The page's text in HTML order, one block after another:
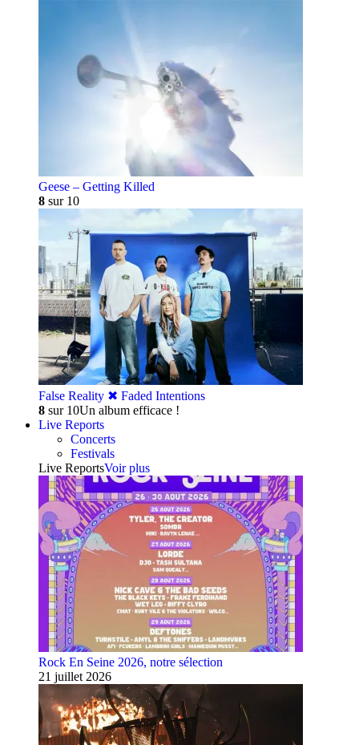
Geese – Getting Killed
8 sur 10
False Reality ✖︎ Faded Intentions
8 sur 10Un album efficace !
Live Reports
Concerts
Festivals
Live ReportsVoir plus
Rock En Seine 2026, notre sélection
21 juillet 2026